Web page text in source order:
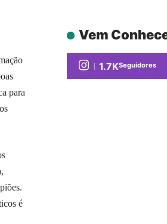
para
é
Vem
1.7KSeguidores